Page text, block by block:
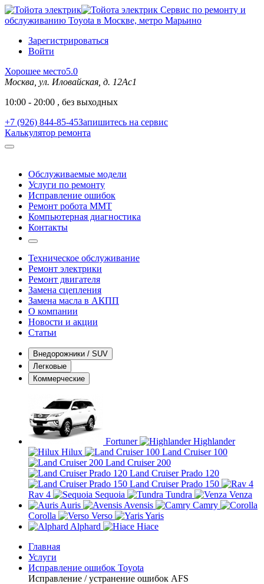
Сервис по ремонту и
обслуживанию Toyota в Москве, метро Марьино
Зарегистрироваться
Войти
Хорошее место5.0
Москва, ул. Иловайская, д. 12Ас1
10:00 - 20:00 , без выходных
+7 (926) 844-85-45Запишитесь на сервис
Калькулятор ремонта
Обслуживаемые модели
Услуги по ремонту
Исправление ошибок
Ремонт робота MMT
Компьютерная диагностика
Контакты
Техническое обслуживание
Ремонт электрики
Ремонт двигателя
Замена сцепления
Замена масла в АКПП
О компании
Новости и акции
Статьи
Внедорожники / SUV
Легковые
Коммерческие
Fortuner
Highlander
Hilux
Land Cruiser 100
Land Cruiser 200
Land Cruiser Prado 120
Land Cruiser Prado 150
Rav 4
Sequoia Tundra
Venza
Auris
Avensis
Camry
Corolla
Verso
Yaris
Alphard
Hiace
Главная
Услуги
Исправление ошибок Toyota
Исправление / устранение ошибок AFS